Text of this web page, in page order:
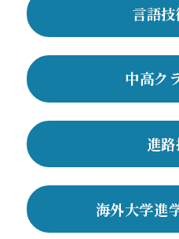
言語
中高ク
進
海外大学進